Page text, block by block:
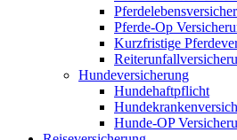
Pferde-Op
Kurzfristige
Hundeversicherung
Hundehaftpflicht
Hunde-OP